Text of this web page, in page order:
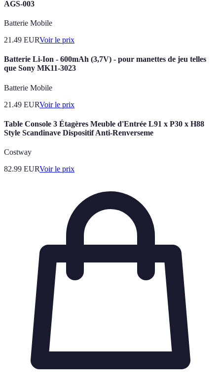
AGS-003
Batterie Mobile
21.49 EURVoir le prix
Batterie Li-Ion - 600mAh (3,7V) - pour manettes de jeu telles
que Sony MK11-3023
Batterie Mobile
21.49 EURVoir le prix
Table Console 3 Étagères Meuble d'Entrée L91 x P30 x H88
Style Scandinave Dispositif Anti-Renverseme
Costway
82.99 EURVoir le prix